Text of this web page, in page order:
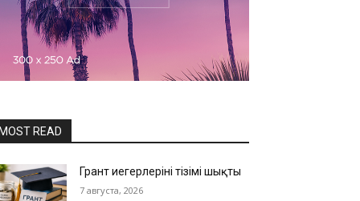
READ
Грант иегерлерінің тізімі шықты
7 августа, 2026